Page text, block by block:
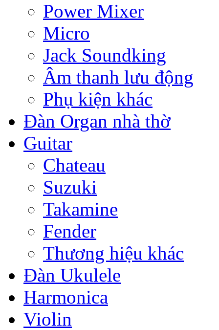
Power Mixer
Micro
Jack Soundking
Âm thanh lưu động
Phụ kiện khác
Đàn Organ nhà thờ
Guitar
Chateau
Suzuki
Takamine
Fender
Thương hiệu khác
Đàn Ukulele
Harmonica
Violin